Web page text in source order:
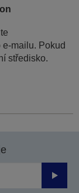
mailu. Pokud
středisko.